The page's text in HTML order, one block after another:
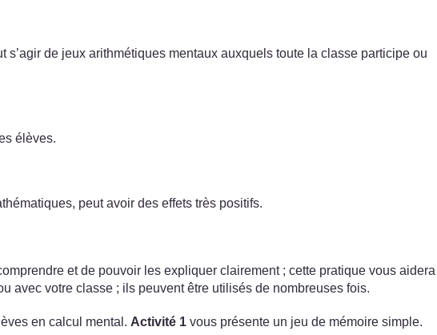
de jeux arithmétiques mentaux auxquels toute la classe participe ou
élèves.
peut avoir des effets très positifs.
et de pouvoir les expliquer clairement ; cette pratique vous aidera
avec votre classe ; ils peuvent être utilisés de nombreuses fois.
en calcul mental. Activité 1 vous présente un jeu de mémoire simple.